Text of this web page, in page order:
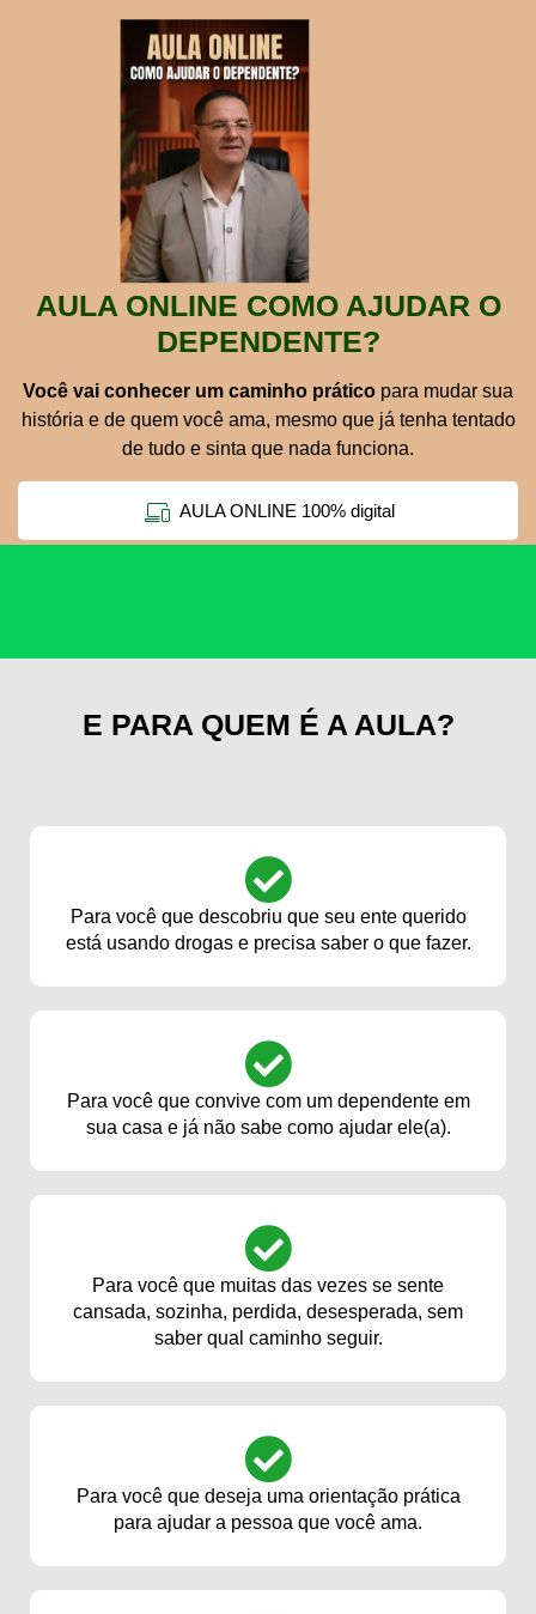
AULA ONLINE COMO AJUDAR O
DEPENDENTE?
Você vai conhecer um caminho prático para mudar sua
história e de quem você ama, mesmo que já tenha tentado
de tudo e sinta que nada funciona.
AULA ONLINE 100% digital
E PARA QUEM É A AULA?
Para você que descobriu que seu ente querido
está usando drogas e precisa saber o que fazer.
Para você que convive com um dependente em
sua casa e já não sabe como ajudar ele(a).
Para você que muitas das vezes se sente
cansada, sozinha, perdida, desesperada, sem
saber qual caminho seguir.
Para você que deseja uma orientação prática
para ajudar a pessoa que você ama.